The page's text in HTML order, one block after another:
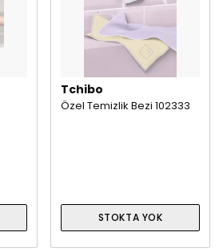
Tchibo
Özel Temizlik Bezi 102333
STOKTA YOK